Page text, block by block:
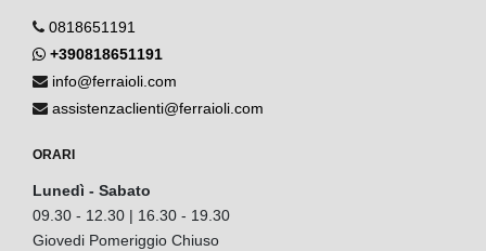
0818651191
+390818651191
info@ferraioli.com
assistenzaclienti@ferraioli.com
ORARI
Lunedì - Sabato
09.30 - 12.30 | 16.30 - 19.30
Giovedi Pomeriggio Chiuso